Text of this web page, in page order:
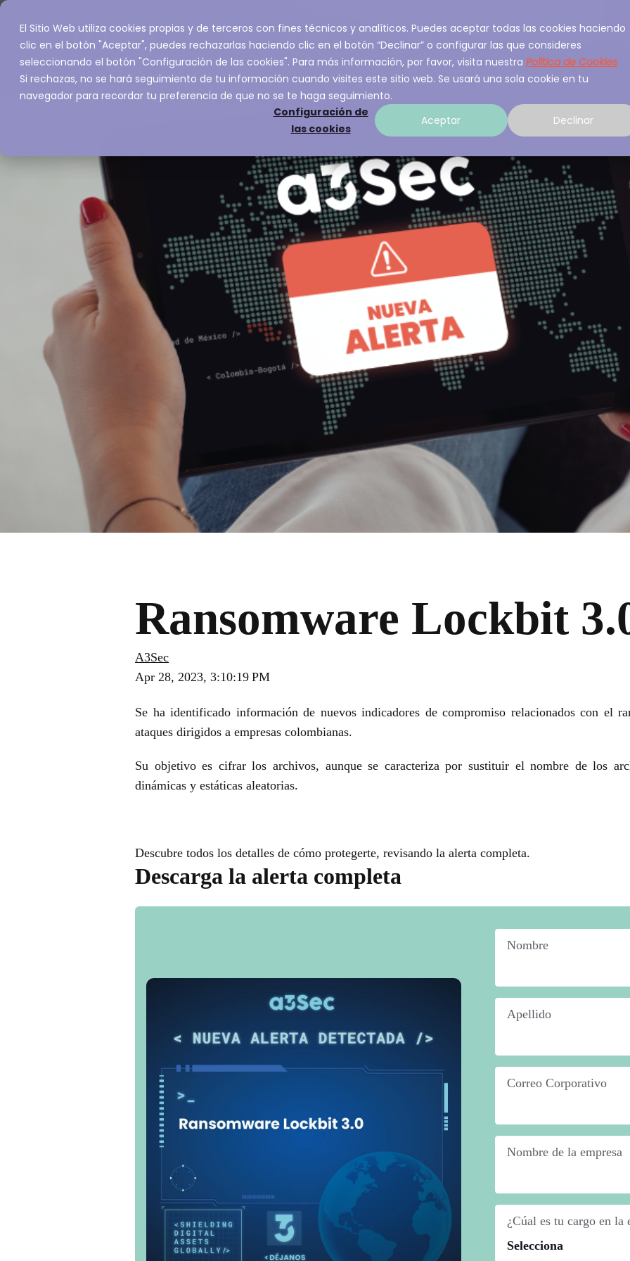
El Sitio Web utiliza cookies propias y de terceros con fines técnicos y analíticos. Puedes aceptar todas las cookies haciendo
clic en el botón "Aceptar", puedes rechazarlas haciendo clic en el botón “Declinar” o configurar las que consideres
seleccionando el botón "Configuración de las cookies". Para más información, por favor, visita nuestra Política de Cookies
Si rechazas, no se hará seguimiento de tu información cuando visites este sitio web. Se usará una sola cookie en tu
navegador para recordar tu preferencia de que no se te haga seguimiento.
Configuración de
las cookies
Aceptar Declinar
Inicio Servicios Sobre A3Sec Experiencia
Ransomware Lockbit
A3Sec
Apr 28, 2023, 3:10:19 PM
Se ha identificado información de nuevos indicadores de compromiso relacionados con el
ataques dirigidos a empresas colombianas.
Su objetivo es cifrar los archivos, aunque se caracteriza por sustituir el nombre de los
dinámicas y estáticas aleatorias.
Descubre todos los detalles de cómo protegerte, revisando la alerta completa.
Descarga la alerta completa
Nombre
Apellido
Correo Corporativo
Nombre de la empresa
¿Cúal es tu cargo en la